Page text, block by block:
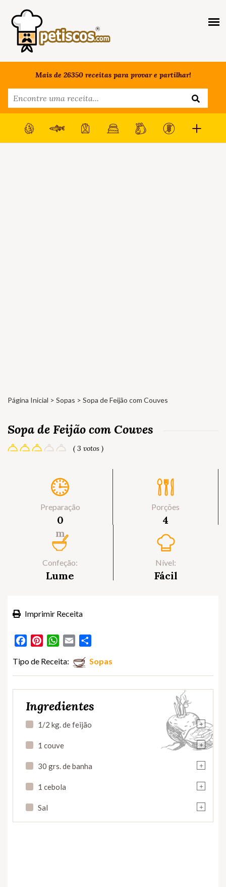
Mais de 26350 receitas para provar e partilhar!
Página Inicial > Sopas > Sopa de Feijão com Couves
Sopa de Feijão com Couves
( 3 votos )
Preparação
0
m
Porções
4
Confeção:
Lume
Nível:
Fácil
Imprimir Receita
FacebookPinterestWhatsApp
Email
Tipo de Receita: Sopas
Ingredientes
+
1/2 kg. de feijão
+
1 couve
+
30 grs. de banha
+
1 cebola
+
Sal